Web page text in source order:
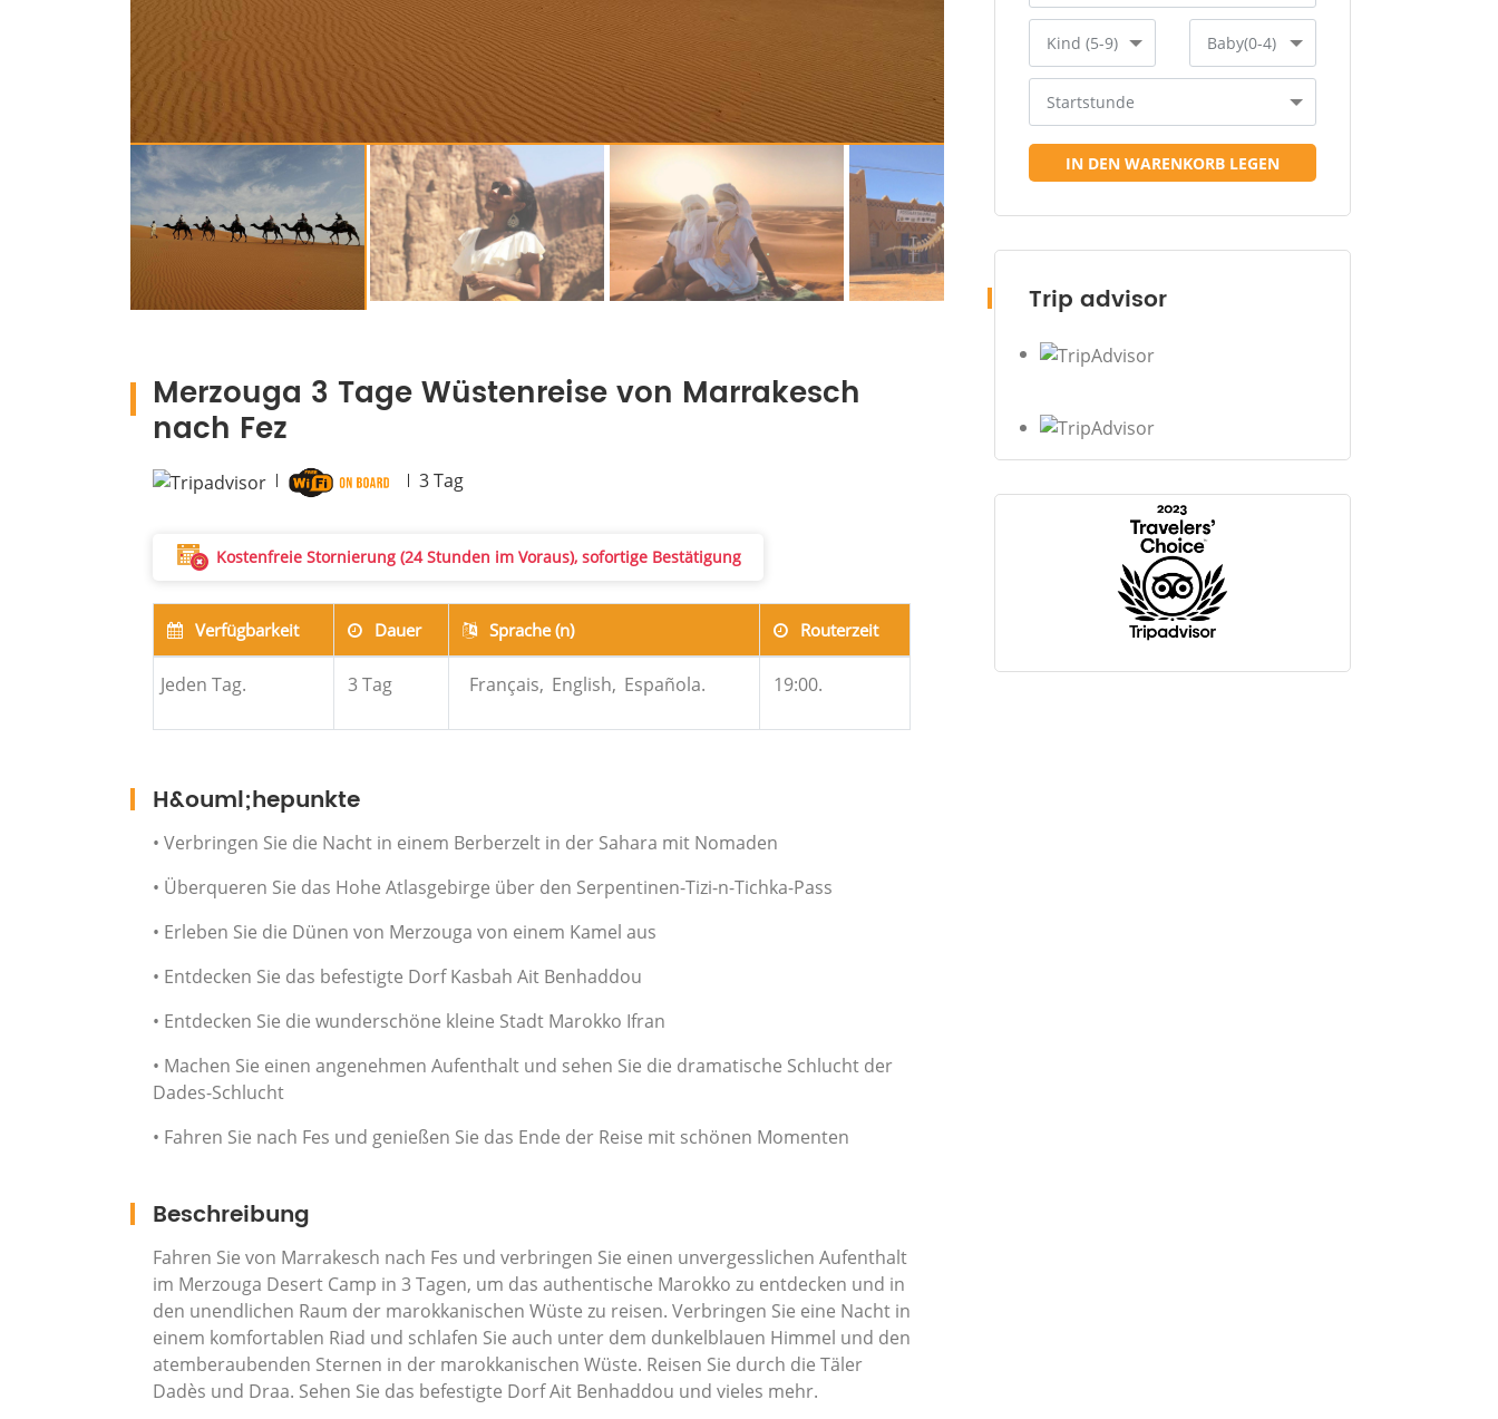
Merzouga 3 Tage Wüstenreise von Marrakesch
nach Fez
3Tag
Kostenfreie Stornierung (24 Stunden im Voraus), sofortige Bestätigung
Verfügbarkeit Dauer Sprache (n) Routerzeit
Jeden Tag. 3Tag Français, English, Española. 19:00.
H&ouml;hepunkte
• Verbringen Sie die Nacht in einem Berberzelt in der Sahara mit Nomaden
• Überqueren Sie das Hohe Atlasgebirge über den Serpentinen-Tizi-n-Tichka-Pass
• Erleben Sie die Dünen von Merzouga von einem Kamel aus
• Entdecken Sie das befestigte Dorf Kasbah Ait Benhaddou
• Entdecken Sie die wunderschöne kleine Stadt Marokko Ifran
• Machen Sie einen angenehmen Aufenthalt und sehen Sie die dramatische Schlucht der
Dades-Schlucht
• Fahren Sie nach Fes und genießen Sie das Ende der Reise mit schönen Momenten
Beschreibung
Fahren Sie von Marrakesch nach Fes und verbringen Sie einen unvergesslichen Aufenthalt
im Merzouga Desert Camp in 3 Tagen, um das authentische Marokko zu entdecken und in
den unendlichen Raum der marokkanischen Wüste zu reisen. Verbringen Sie eine Nacht in
einem komfortablen Riad und schlafen Sie auch unter dem dunkelblauen Himmel und den
atemberaubenden Sternen in der marokkanischen Wüste. Reisen Sie durch die Täler
Dadès und Draa. Sehen Sie das befestigte Dorf Ait Benhaddou und vieles mehr.
Kind (5-9) Baby(0-4)
Startstunde
IN DEN WARENKORB LEGEN
Trip advisor